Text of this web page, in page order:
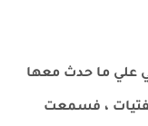
علي ما حدث معها
، فسمعت